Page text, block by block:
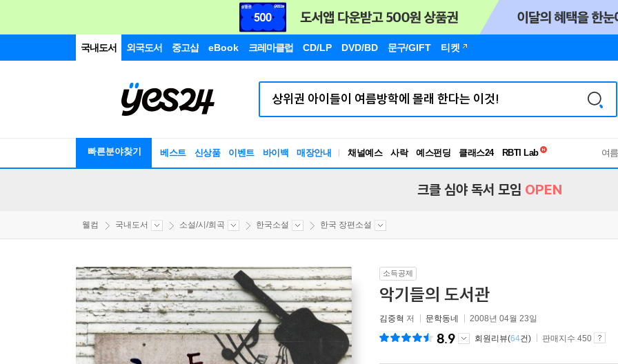
국내도서 외국도서 중고샵 eBook 크레마클럽 CD/LP DVD/BD 문구/GIFT 티켓
빠른분야찾기 베스트 신상품 이벤트 바이백 매장안내 채널예스 사락 예스펀딩 클래스24
독서유형검사
RBTI Lab
여
크클 심야 독서 모임 OPEN
웰컴 국내도서 소설/시/희곡 한국소설 한국 장편소설
소득공제
악기들의 도서관
김중혁 저 문학동네 2008년 04월 23일
8.9 회원리뷰(64건) 판매지수 450